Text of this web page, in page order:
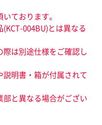
ております。
004BU)とは異なる
は別途仕様をご確認し
明書・箱が付属されて
と異なる場合がござい